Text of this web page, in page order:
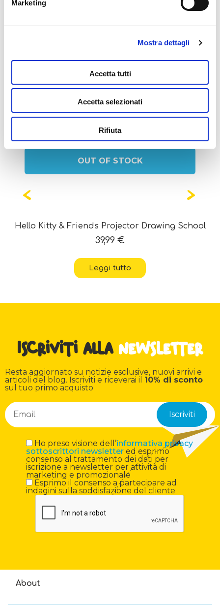
Marketing
Mostra dettagli
Accetta tutti
Accetta selezionati
Rifiuta
Potrebbe interessarti
anche...
OUT OF STOCK
Hello Kitty & Friends Projector Drawing School
39,99 €
Leggi tutto
Iscriviti alla newsletter
Resta aggiornato su notizie esclusive, nuovi arrivi e
articoli del blog. Iscriviti e riceverai il 10% di sconto
sul tuo primo acquisto
Ho preso visione dell’informativa privacy
sottoscrittori newslettered esprimo
consenso al trattamento dei dati per
iscrizione a newsletter per attività di
marketing e promozionale
Esprimo il consenso a partecipare ad
indagini sulla soddisfazione del cliente
About